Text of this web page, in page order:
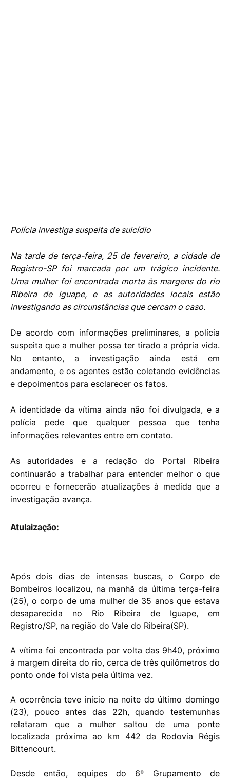
Polícia investiga suspeita de suicídio
Na tarde de terça-feira, 25 de fevereiro, a cidade de
Registro-SP foi marcada por um trágico incidente.
Uma mulher foi encontrada morta às margens do rio
Ribeira de Iguape, e as autoridades locais estão
investigando as circunstâncias que cercam o caso.
De acordo com informações preliminares, a polícia
suspeita que a mulher possa ter tirado a própria vida.
No entanto, a investigação ainda está em
andamento, e os agentes estão coletando evidências
e depoimentos para esclarecer os fatos.
A identidade da vítima ainda não foi divulgada, e a
polícia pede que qualquer pessoa que tenha
informações relevantes entre em contato.
As autoridades e a redação do Portal Ribeira
continuarão a trabalhar para entender melhor o que
ocorreu e fornecerão atualizações à medida que a
investigação avança.
Atulaização:
Após dois dias de intensas buscas, o Corpo de
Bombeiros localizou, na manhã da última terça-feira
(25), o corpo de uma mulher de 35 anos que estava
desaparecida no Rio Ribeira de Iguape, em
Registro/SP, na região do Vale do Ribeira(SP).
A vítima foi encontrada por volta das 9h40, próximo
à margem direita do rio, cerca de três quilômetros do
ponto onde foi vista pela última vez.
A ocorrência teve início na noite do último domingo
(23), pouco antes das 22h, quando testemunhas
relataram que a mulher saltou de uma ponte
localizada próxima ao km 442 da Rodovia Régis
Bittencourt.
Desde então, equipes do 6º Grupamento de